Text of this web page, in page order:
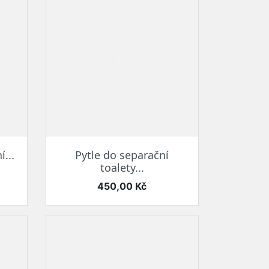
 Rychlý náhled
Pytle do separační
toalety...
Cena
450,00 Kč